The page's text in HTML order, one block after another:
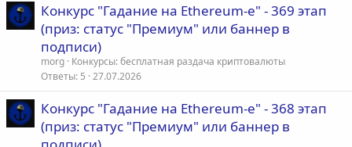
Конкурс "Гадание на Ethereum-е" - 369 этап
(приз: статус "Премиум" или баннер в
подписи)
morg Конкурсы: бесплатная раздача криптовалюты
Ответы 5 27.07.2026
Конкурс "Гадание на Ethereum-е" - 368 этап
(приз: статус "Премиум" или баннер в